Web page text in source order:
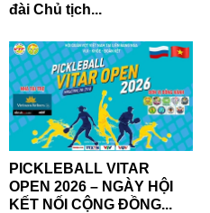
đài Chủ tịch...
PICKLEBALL VITAR
OPEN 2026 – NGÀY HỘI
KẾT NỐI CỘNG ĐỒNG...